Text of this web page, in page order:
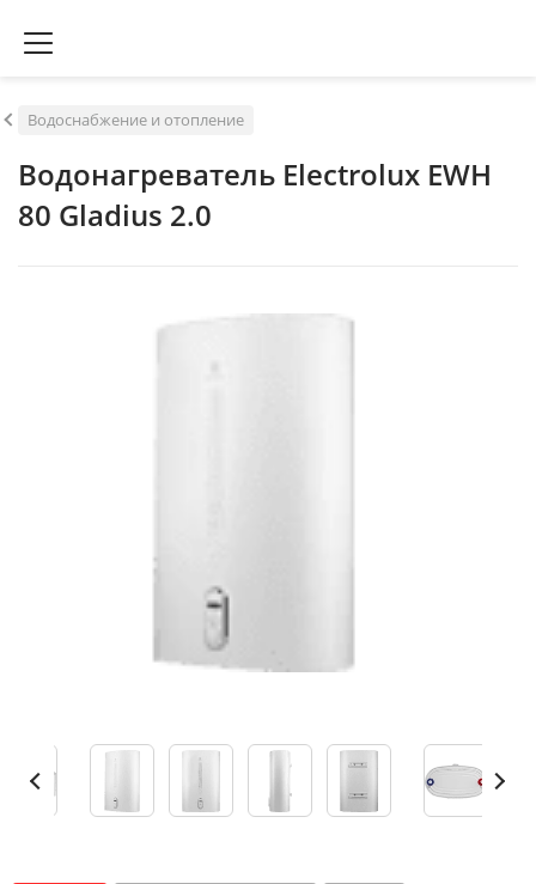
Водоснабжение и отопление
Водонагреватель Electrolux EWH
80 Gladius 2.0